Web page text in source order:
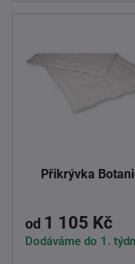
Přikrývka
od 1 105 Kč
Dodáváme do 1.